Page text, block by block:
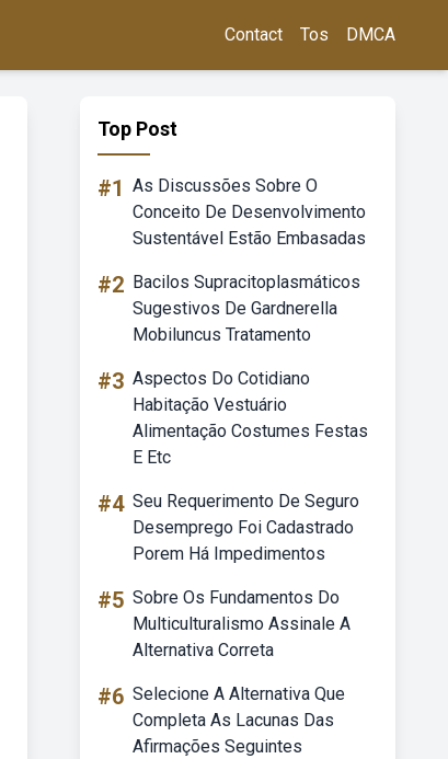
Contact Tos DMCA
Top Post
#1 As Discussões Sobre O
Conceito De Desenvolvimento
Sustentável Estão Embasadas
#2 Bacilos Supracitoplasmáticos
Sugestivos De Gardnerella
Mobiluncus Tratamento
#3 Aspectos Do Cotidiano
Habitação Vestuário
Alimentação Costumes Festas
E Etc
#4 Seu Requerimento De Seguro
Desemprego Foi Cadastrado
Porem Há Impedimentos
#5 Sobre Os Fundamentos Do
Multiculturalismo Assinale A
Alternativa Correta
#6 Selecione A Alternativa Que
Completa As Lacunas Das
Afirmações Seguintes